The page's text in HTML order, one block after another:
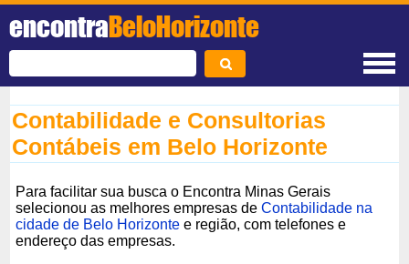
encontraBeloHorizonte
Contabilidade e Consultorias
Contábeis em Belo Horizonte
Para facilitar sua busca o Encontra Minas Gerais
selecionou as melhores empresas deContabilidade na
cidade de Belo Horizonte e região, com telefones e
endereço das empresas.